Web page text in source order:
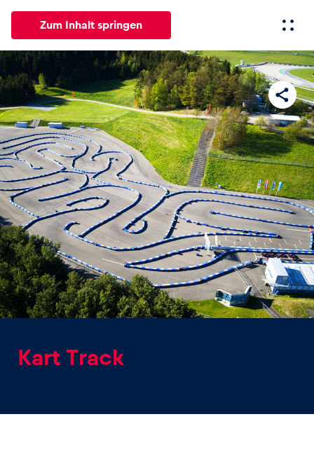
Zum Inhalt springen
Alle News Events Erlebnisse Seiten
News
Alle anzeigen
Events
Alle anzeigen
Kart Track